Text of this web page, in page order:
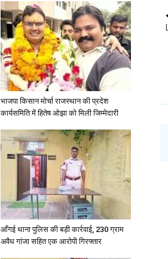
भाजपा किसान मोर्चा राजस्थान की प्रदेश
कार्यसमिति में हितेष ओझा को मिली जिम्मेदारी
आँगई थाना पुलिस की बड़ी कार्रवाई, 230 ग्राम
अवैध गांजा सहित एक आरोपी गिरफ्तार